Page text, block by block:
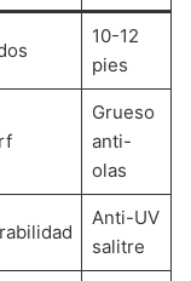
10-12
pies
Grueso
anti-
olas
Anti-UV
salitre